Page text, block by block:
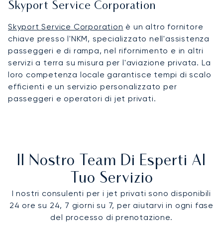
Skyport Service Corporation
Skyport Service Corporation è un altro fornitore
chiave presso l'NKM, specializzato nell'assistenza
passeggeri e di rampa, nel rifornimento e in altri
servizi a terra su misura per l'aviazione privata. La
loro competenza locale garantisce tempi di scalo
efficienti e un servizio personalizzato per
passeggeri e operatori di jet privati.
Il Nostro Team Di Esperti Al
Tuo Servizio
I nostri consulenti per i jet privati sono disponibili
24 ore su 24, 7 giorni su 7, per aiutarvi in ogni fase
del processo di prenotazione.